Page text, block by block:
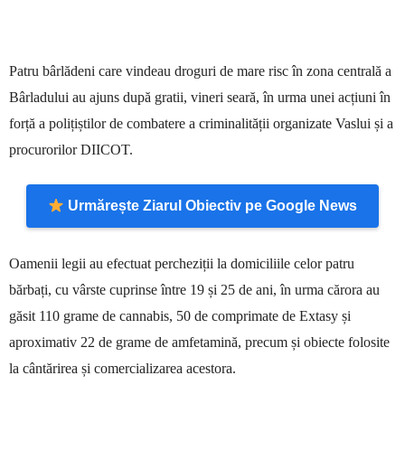
Patru bârlădeni care vindeau droguri de mare risc în zona centrală a
Bârladului au ajuns după gratii, vineri seară, în urma unei acțiuni în
forță a polițiștilor de combatere a criminalității organizate Vaslui și a
procurorilor DIICOT.
Urmărește Ziarul Obiectiv pe Google News
Oamenii legii au efectuat percheziții la domiciliile celor patru
bărbați, cu vârste cuprinse între 19 și 25 de ani, în urma cărora au
găsit 110 grame de cannabis, 50 de comprimate de Extasy și
aproximativ 22 de grame de amfetamină, precum și obiecte folosite
la cântărirea și comercializarea acestora.